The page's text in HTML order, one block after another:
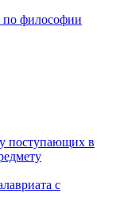
по философии
у поступающих в
с